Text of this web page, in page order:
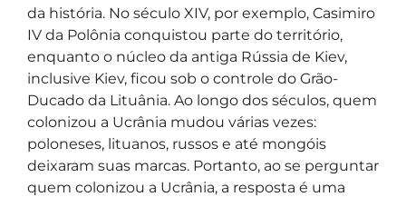
da história. No século XIV, por exemplo, Casimiro
IV da Polônia conquistou parte do território,
enquanto o núcleo da antiga Rússia de Kiev,
inclusive Kiev, ficou sob o controle do Grão-
Ducado da Lituânia. Ao longo dos séculos, quem
colonizou a Ucrânia mudou várias vezes:
poloneses, lituanos, russos e até mongóis
deixaram suas marcas. Portanto, ao se perguntar
quem colonizou a Ucrânia, a resposta é uma